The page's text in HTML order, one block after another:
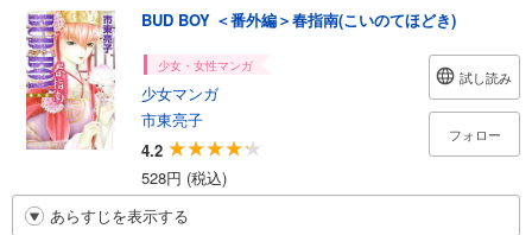
BUD BOY ＜番外編＞春指南(こいのてほどき)
少女・女性マンガ
少女マンガ
市東亮子
4.2
528円 (税込)
試し読み
フォロー
あらすじを表示する